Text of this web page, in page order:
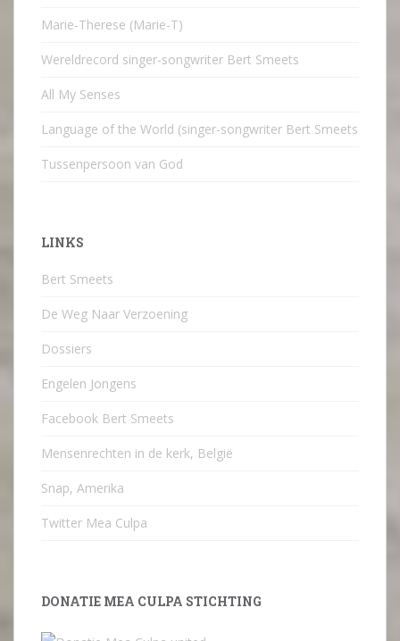
Marie-Therese (Marie-T)
Wereldrecord singer-songwriter Bert Smeets
All My Senses
Language of the World (singer-songwriter Bert Smeets
Tussenpersoon van God
LINKS
Bert Smeets
De Weg Naar Verzoening
Dossiers
Engelen Jongens
Facebook Bert Smeets
Mensenrechten in de kerk, België
Snap, Amerika
Twitter Mea Culpa
DONATIE MEA CULPA STICHTING